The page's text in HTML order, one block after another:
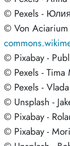
© Pexels -
© Von Aciarium
© Pixabay -
© Pexels - Tima
© Pexels -
© Unsplash -
© Pixabay -
© Pixabay -